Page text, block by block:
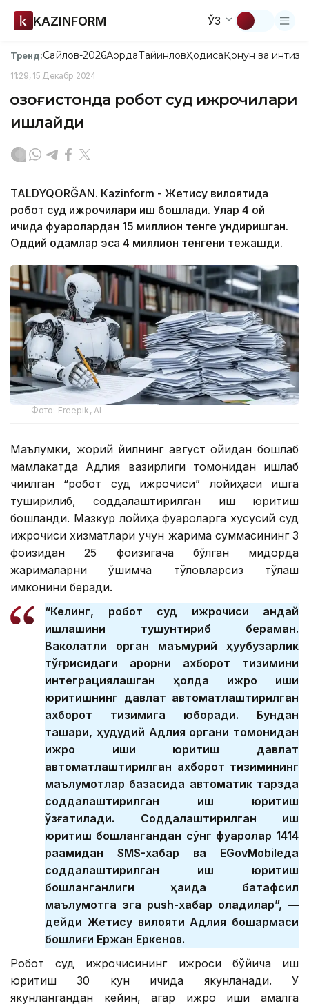
KAZINFORM ЎЗ
Тренд:Сайлов-2026АқордаТайинловҲодисаҚонун ва
11:29, 15 Декабр 2024
Қозоғистонда робот суд ижрочилари
ишлайди
TALDYQORĞAN. Кazinform - Жетису вилоятида
робот суд ижрочилари иш бошлади. Улар 4 ой
ичида фуқаролардан 15 миллион тенге ундиришган.
Оддий одамлар эса 4 миллион тенгени тежашди.
Фото: Freepik, AI
Маълумки, жорий йилнинг август ойидан бошлаб
мамлакатда Адлия вазирлиги томонидан ишлаб
чиқилган “робот суд ижрочиси” лойиҳаси ишга
туширилиб, соддалаштирилган иш юритиш
бошланди. Мазкур лойиҳа фуқароларга хусусий суд
ижрочиси хизматлари учун жарима суммасининг 3
фоизидан 25 фоизигача бўлган миқдорда
жарималарни қўшимча тўловларсиз тўлаш
имконини беради.
“Келинг, робот суд ижрочиси қандай
ишлашини тушунтириб бераман.
Ваколатли орган маъмурий ҳуқуқбузарлик
тўғрисидаги қарорни ахборот тизимини
интеграциялашган ҳолда ижро иши
юритишнинг давлат автоматлаштирилган
ахборот тизимига юборади. Бундан
ташқари, ҳудудий Адлия органи томонидан
ижро иши юритиш давлат
автоматлаштирилган ахборот тизимининг
маълумотлар базасида автоматик тарзда
соддалаштирилган иш юритиш
қўзғатилади. Соддалаштирилган иш
юритиш бошлангандан сўнг фуқаролар 1414
рақамидан SMS-хабар ва EGovMobileда
соддалаштирилган иш юритиш
бошланганлиги ҳақида батафсил
маълумотга эга push-хабар оладилар”, —
дейди Жетису вилояти Адлия бошқармаси
бошлиғи Ержан Еркенов.
Робот суд ижрочисининг ижроси бўйича иш
юритиш 30 кун ичида якунланади. У
якунлангандан кейин, агар ижро иши амалга